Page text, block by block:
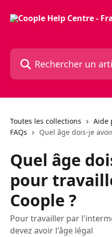
Rechercher un article...
Toutes les collections
Aide
FAQs
Quel âge dois-je
Quel âge
pour
Coople ?
Pour travailler par
devez avoir l'âge légal